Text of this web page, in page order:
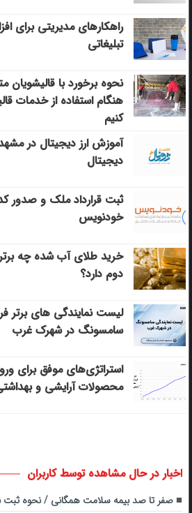
راهکارهای مدیریتی برای
تبلیغاتی
نحوه برخورد با قالیشویان
هنگام استفاده از خدمات
کنیم
آموزش ارز دیجیتال در
دیجیتال
ثبت قرارداد ملک و صدور کد
خودنویس
خرید طلای آب شده چه
دوم دارد؟
لیست نمایندگی های برتر
سامسونگ در شهرک غرب
استراتژی‌های موفق برای ورود
محصولات آرایشی و
اخبار در حال مشاهده توسط کاربران
صفر تا صد بیمه سلامت همگانی / نحوه ثبت